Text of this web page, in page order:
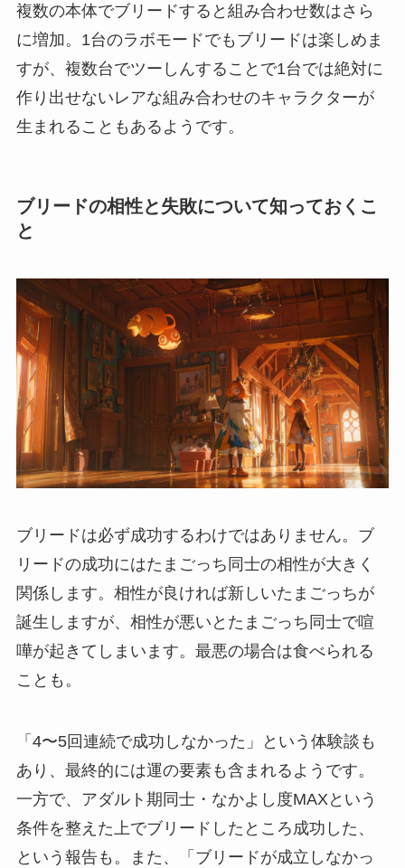
複数の本体でブリードすると組み合わせ数はさら
に増加。1台のラボモードでもブリードは楽しめま
すが、複数台でツーしんすることで1台では絶対に
作り出せないレアな組み合わせのキャラクターが
生まれることもあるようです。
ブリードの相性と失敗について知っておくこ
と
ブリードは必ず成功するわけではありません。ブ
リードの成功にはたまごっち同士の相性が大きく
関係します。相性が良ければ新しいたまごっちが
誕生しますが、相性が悪いとたまごっち同士で喧
嘩が起きてしまいます。最悪の場合は食べられる
ことも。
「4〜5回連続で成功しなかった」という体験談も
あり、最終的には運の要素も含まれるようです。
一方で、アダルト期同士・なかよし度MAXという
条件を整えた上でブリードしたところ成功した、
という報告も。また、「ブリードが成立しなかっ